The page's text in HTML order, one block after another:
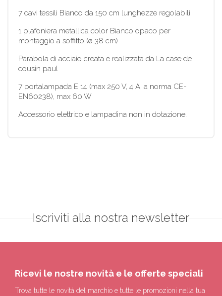
7 cavi tessili Bianco da 150 cm lunghezze regolabili
1 plafoniera metallica color Bianco opaco per
montaggio a soffitto (ø 38 cm)
Parabola di acciaio creata e realizzata da La case de
cousin paul
7 portalampada E 14 (max 250 V, 4 A, a norma CE-
EN60238), max 60 W
Accessorio elettrico e lampadina non in dotazione.
Iscriviti alla nostra newsletter
Ricevi le nostre novità e le offerte speciali
Trova tutte le novità del marchio e tutte le promozioni nella tua